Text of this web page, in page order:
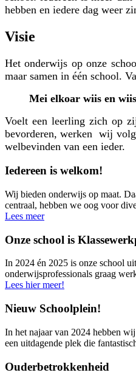
hebben en iedere dag weer
Visie
Het onderwijs op onze
maar samen in één school.
Mei elkoar wiis en
Voelt een leerling zich op
bevorderen, werken wij
welbevinden van een ieder.
Iedereen is welkom!
Wij bieden onderwijs op maat.
centraal, hebben we oog voor
Lees meer
Onze school is
In 2024 én 2025 is onze school
onderwijsprofessionals graag
Lees hier meer!
Nieuw Schoolplein!
In het najaar van 2024 hebben
een uitdagende plek die
Ouderbetrokkenheid